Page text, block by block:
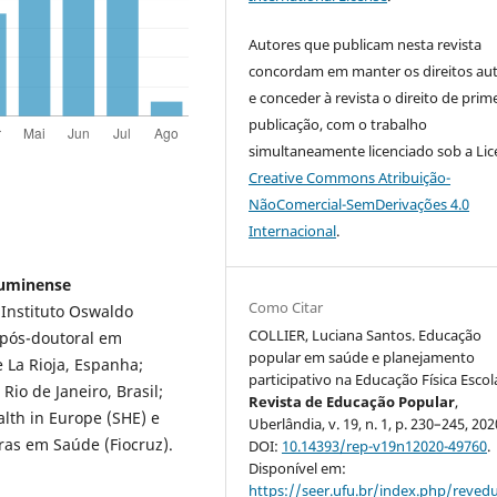
Oswaldo
doutoral em
Rioja, Espanha;
de Janeiro, Brasil;
in Europe (SHE) e
em Saúde (Fiocruz).
Autores que publicam nesta revista
concordam em manter os direitos
e conceder à revista o direito de
publicação, com o trabalho
simultaneamente licenciado sob a
Creative Commons Atribuição-
NãoComercial-SemDerivações 4.0
Internacional.
Como Citar
COLLIER, Luciana Santos. Educação
popular em saúde e planejamento
participativo na Educação Física
Revista de Educação Popular,
Uberlândia, v. 19, n. 1, p. 230–245,
DOI: 10.14393/rep-v19n12020-49760.
Disponível em:
https://seer.ufu.br/index.php/